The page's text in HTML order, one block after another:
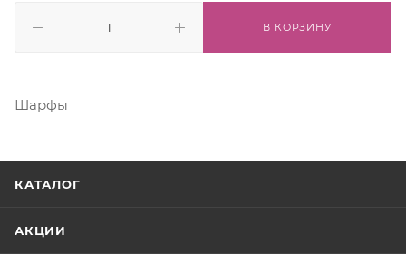
В КОРЗИНУ
Шарфы
КАТАЛОГ
АКЦИИ